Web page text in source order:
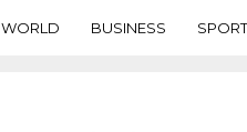
WORLD BUSINESS